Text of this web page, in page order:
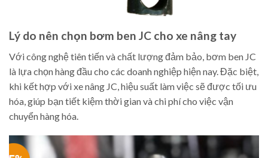
Lý do nên chọn bơm ben JC cho xe nâng tay
Với công nghệ tiên tiến và chất lượng đảm bảo, bơm ben JC
là lựa chọn hàng đầu cho các doanh nghiệp hiện nay. Đặc biệt,
khi kết hợp với xe nâng JC, hiệu suất làm việc sẽ được tối ưu
hóa, giúp bạn tiết kiệm thời gian và chi phí cho việc vận
chuyển hàng hóa.